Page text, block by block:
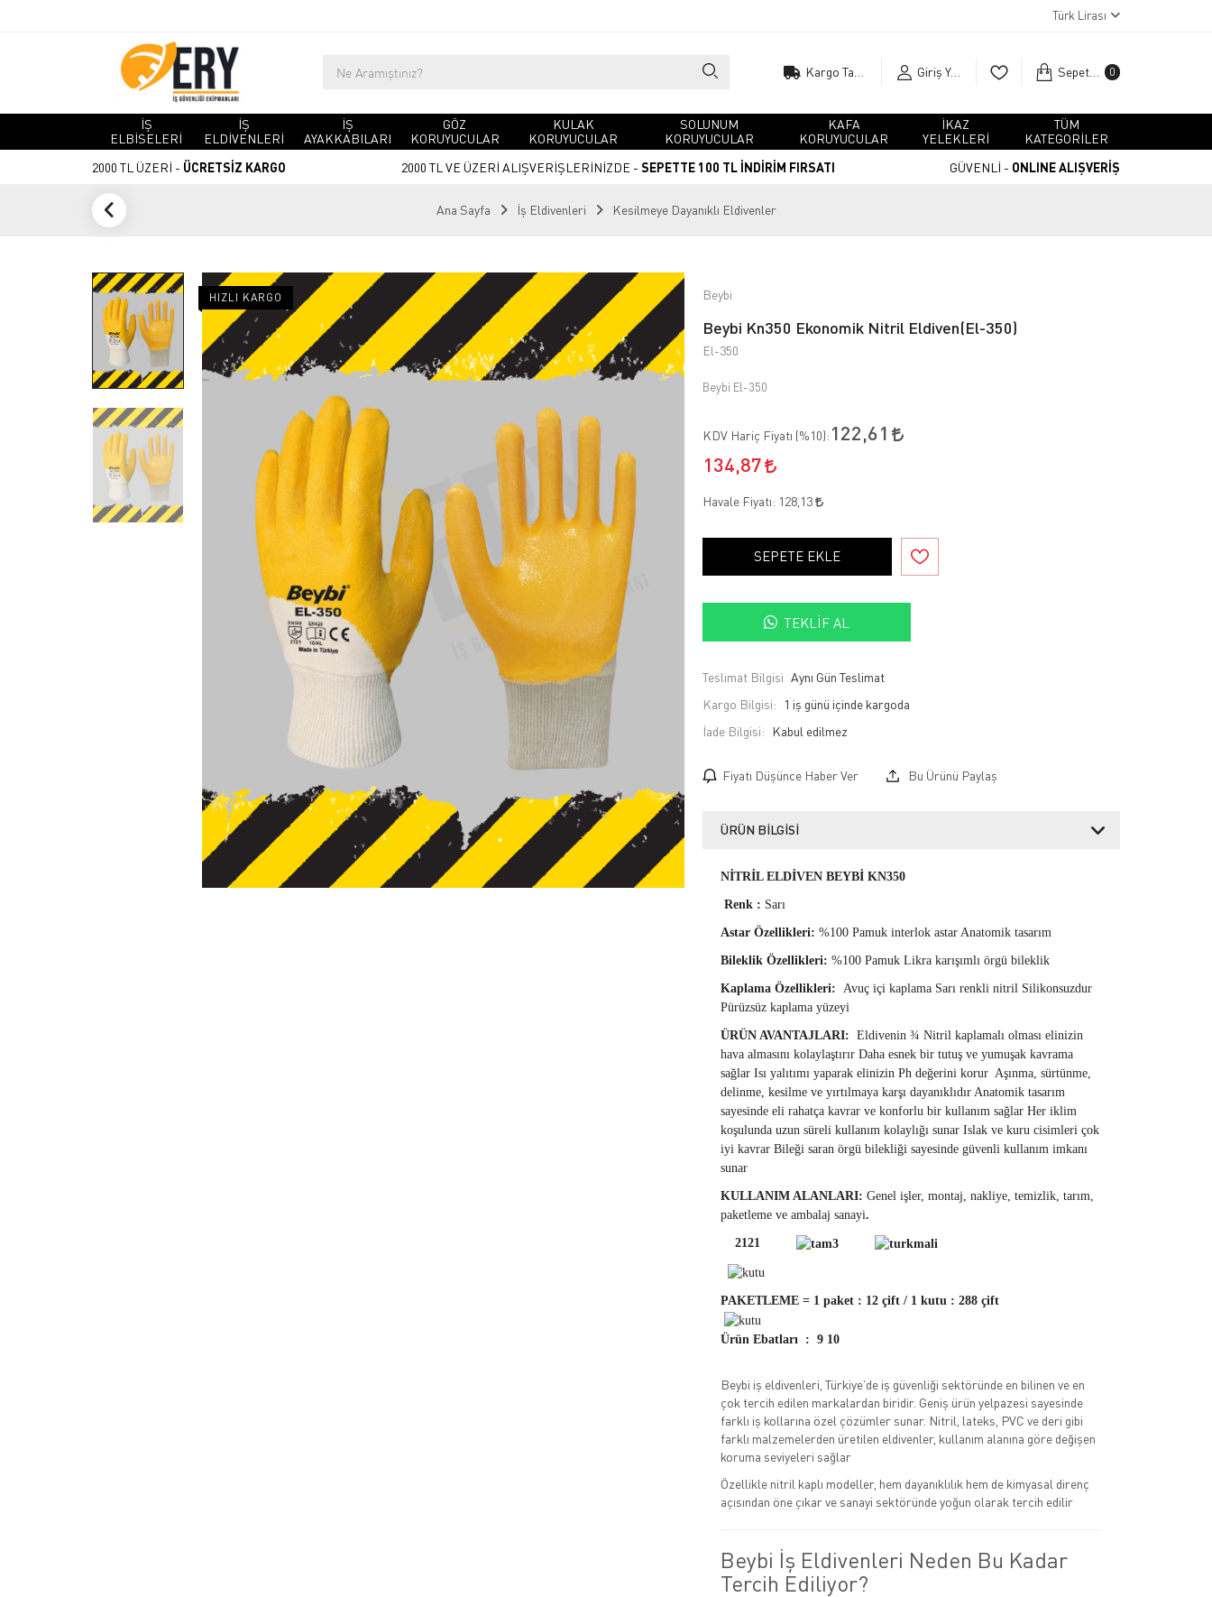
Türk Lirası
Giriş Yap Sepetim 0
İŞ
ELBİSELERİ
İŞ
ELDİVENLERİ
İŞ
AYAKKABILARI
GÖZ
KORUYUCULAR
KULAK
KORUYUCULAR
SOLUNUM
KORUYUCULAR
KAFA
KORUYUCULAR
İKAZ
YELEKLERİ
TÜM
KATEGORİLER
2000 TL ÜZERİ - ÜCRETSİZ KARGO 2000 TL VE ÜZERİ ALIŞVERİŞLERİNİZDE - SEPETTE 100 TL İNDİRİM FIRSATI GÜVENLİ - ONLINE ALIŞVERİŞ
Ana Sayfa İş Eldivenleri Kesilmeye Dayanıklı Eldivenler
HIZLI KARGO Beybi
Beybi Kn350 Ekonomik Nitril Eldiven(El-350)
El-350
Beybi El-350
KDV Hariç Fiyatı (%10): 122,61
134,87
Havale Fiyatı: 128,13
SEPETE EKLE
TEKLIF AL
Teslimat Bilgisi Aynı Gün Teslimat
Kargo Bilgisi:
1 iş günü içinde kargoda
İade Bilgisi:
Fiyatı Düşünce Haber Ver Bu Ürünü Paylaş
ÜRÜN BILGISI
NİTRİL ELDİVEN BEYBİ KN350
Renk : Sarı
Astar Özellikleri: %100 Pamuk interlok astar Anatomik tasarım
Bileklik Özellikleri: %100 Pamuk Likra karışımlı örgü bileklik
Kaplama Özellikleri: Avuç içi kaplama Sarı renkli nitril Silikonsuzdur
Pürüzsüz kaplama yüzeyi
ÜRÜN AVANTAJLARI: Eldivenin ¾ Nitril kaplamalı olması elinizin
hava almasını kolaylaştırır Daha esnek bir tutuş ve yumuşak kavrama
sağlar Isı yalıtımı yaparak elinizin Ph değerini korur Aşınma, sürtünme,
delinme, kesilme ve yırtılmaya karşı dayanıklıdır Anatomik tasarım
sayesinde eli rahatça kavrar ve konforlu bir kullanım sağlar Her iklim
koşulunda uzun süreli kullanım kolaylığı sunar Islak ve kuru cisimleri çok
iyi kavrar Bileği saran örgü bilekliği sayesinde güvenli kullanım imkanı
sunar
KULLANIM ALANLARI: Genel işler, montaj, nakliye, temizlik, tarım,
paketleme ve ambalaj sanayi.
2121
PAKETLEME = 1 paket : 12 çift / 1 kutu : 288 çift
Ürün Ebatları : 9 10
Beybi iş eldivenleri, Türkiye’de iş güvenliği sektöründe en bilinen ve en
çok tercih edilen markalardan biridir. Geniş ürün yelpazesi sayesinde
farklı iş kollarına özel çözümler sunar. Nitril, lateks, PVC ve deri gibi
farklı malzemelerden üretilen eldivenler, kullanım alanına göre değişen
koruma seviyeleri sağlar
Özellikle nitril kaplı modeller, hem dayanıklılık hem de kimyasal direnç
açısından öne çıkar ve sanayi sektöründe yoğun olarak tercih edilir
Beybi İş Eldivenleri Neden Bu Kadar
Tercih Ediliyor?